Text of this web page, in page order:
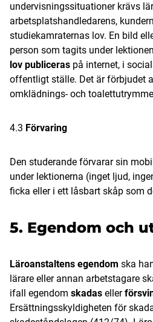
undervisningssituationer krävs
arbetsplatshandledarens,
studiekamraternas lov. En bild
person som tagits under lektionen
lov publiceras på internet, i
offentligt ställe. Det är förbjudet
omklädnings- och
4.3 Förvaring
Den studerande förvarar sin
under lektionerna (inget ljud,
ficka eller i ett låsbart skåp som
5. Egendom och
Läroanstaltens egendom ska
lärare eller annan arbetstagare
ifall egendom skadas eller
Ersättningsskyldigheten för